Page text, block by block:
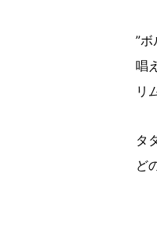
”
唱
リ
タ
ど